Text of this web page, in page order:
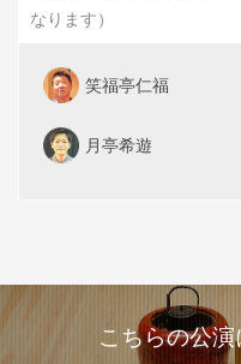
なります）
笑福亭仁福
月亭希遊
こちらの公